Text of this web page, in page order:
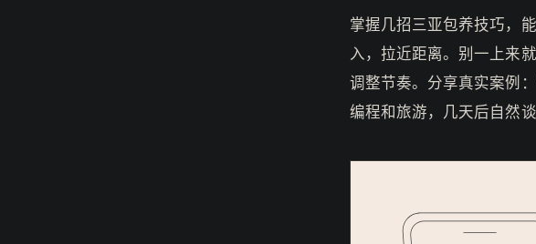
掌握几招三亚包养技巧，
入，拉近距离。别一上来
调整节奏。分享真实案例
编程和旅游，几天后自然谈